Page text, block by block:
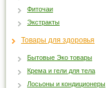
Фиточаи
Экстракты
Товары для здоровья
Бытовые Эко товары
Крема и гели для тела
Лосьоны и кондиционеры